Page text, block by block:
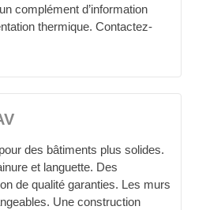
complément d’information
thermique. Contactez-
des bâtiments plus solides.
et languette. Des
de qualité garanties. Les murs
Une construction